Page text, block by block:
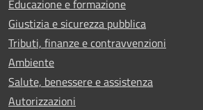
Educazione e formazione
Giustizia e sicurezza pubblica
Tributi, finanze e contravvenzioni
Ambiente
Salute, benessere e assistenza
Autorizzazioni